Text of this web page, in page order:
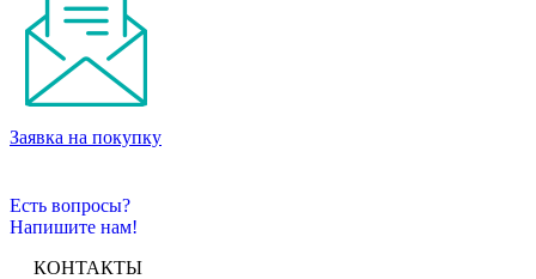
Заявка на покупку
Есть вопросы?
Напишите нам!
КОНТАКТЫ